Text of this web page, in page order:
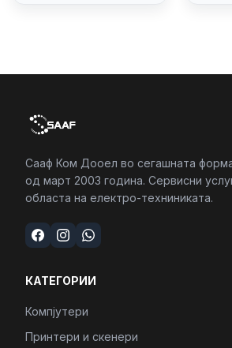
Сааф Ком Дооел во сегашната
од март 2003 година. Сервисни
областа на електро-техниниката.
КАТЕГОРИИ
Компјутери
Принтери и скенери